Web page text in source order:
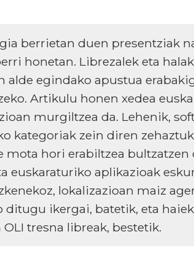
berrietan duen presentziak
honetan. Librezalek eta
alde egindako apustua
Artikulu honen xedea
murgiltzea da. Lehenik,
kategoriak zein diren
mota hori erabiltzea bultzatzen
euskaraturiko aplikazioak
lokalizazioan maiz
ditugu ikergai, batetik, eta
tresna libreak, bestetik.